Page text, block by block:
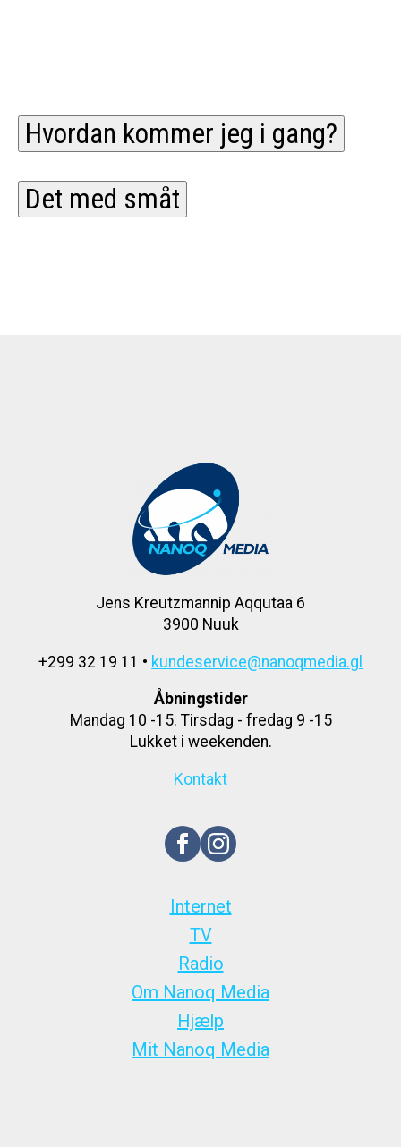
Hvordan kommer jeg i gang?
Det med småt
Jens Kreutzmannip Aqqutaa 6
3900 Nuuk
+299 32 19 11 • kundeservice@nanoqmedia.gl
Åbningstider
Mandag 10 -15. Tirsdag - fredag 9 -15
Lukket i weekenden.
Kontakt
Internet
TV
Radio
Om Nanoq Media
Hjælp
Mit Nanoq Media